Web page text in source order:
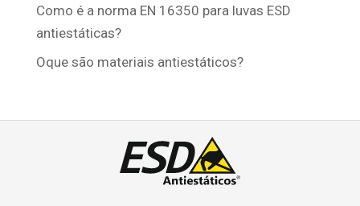
Como é a norma EN 16350 para luvas ESD
antiestáticas?
Oque são materiais antiestáticos?